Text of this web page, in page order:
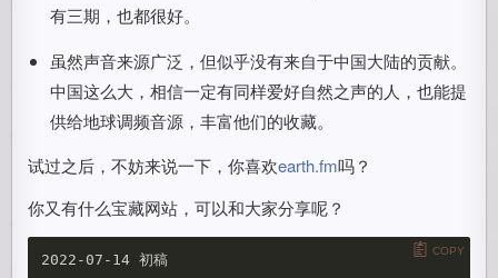
有三期，也都很好。
虽然声音来源广泛，但似乎没有来自于中国大陆的贡献。
中国这么大，相信一定有同样爱好自然之声的人，也能提
供给地球调频音源，丰富他们的收藏。
试过之后，不妨来说一下，你喜欢earth.fm吗？
你又有什么宝藏网站，可以和大家分享呢？
COPY